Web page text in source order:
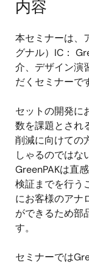
内容
本セミナーは、
グナル）IC：
介、デザイン演
だくセミナーで
セットの開発に
数を課題とされ
削減に向けての
しゃるのではな
GreenPAKは直
検証までを行う
にお客様のアナ
ができるため部
す。
セミナーでは